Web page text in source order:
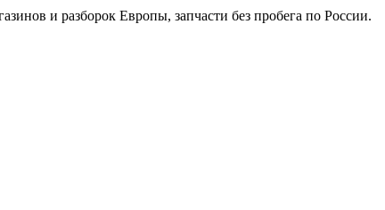
и разборок Европы, запчасти без пробега по России.